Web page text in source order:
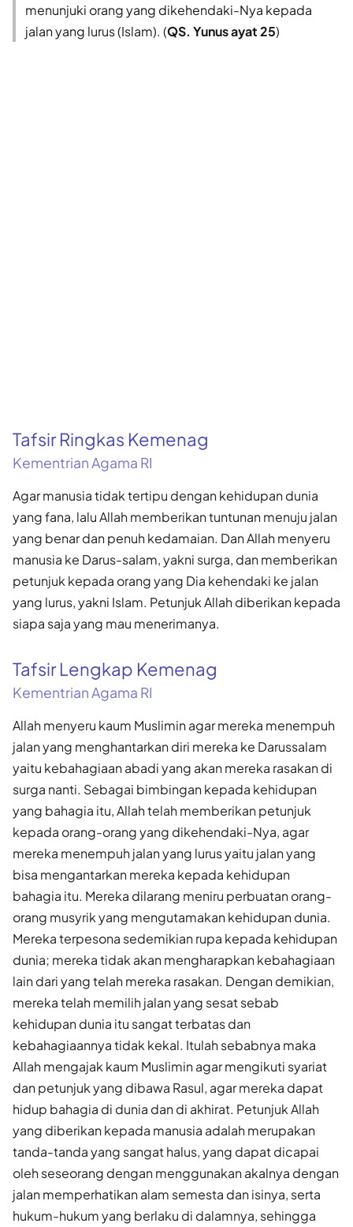
menunjuki orang yang dikehendaki-Nya kepada
jalan yang lurus (Islam). (QS. Yunus ayat 25)
Tafsir Ringkas Kemenag
Kementrian Agama RI
Agar manusia tidak tertipu dengan kehidupan dunia
yang fana, lalu Allah memberikan tuntunan menuju jalan
yang benar dan penuh kedamaian. Dan Allah menyeru
manusia ke Darus-salam, yakni surga, dan memberikan
petunjuk kepada orang yang Dia kehendaki ke jalan
yang lurus, yakni Islam. Petunjuk Allah diberikan kepada
siapa saja yang mau menerimanya.
Tafsir Lengkap Kemenag
Kementrian Agama RI
Allah menyeru kaum Muslimin agar mereka menempuh
jalan yang menghantarkan diri mereka ke Darussalam
yaitu kebahagiaan abadi yang akan mereka rasakan di
surga nanti. Sebagai bimbingan kepada kehidupan
yang bahagia itu, Allah telah memberikan petunjuk
kepada orang-orang yang dikehendaki-Nya, agar
mereka menempuh jalan yang lurus yaitu jalan yang
bisa mengantarkan mereka kepada kehidupan
bahagia itu. Mereka dilarang meniru perbuatan orang-
orang musyrik yang mengutamakan kehidupan dunia.
Mereka terpesona sedemikian rupa kepada kehidupan
dunia; mereka tidak akan mengharapkan kebahagiaan
lain dari yang telah mereka rasakan. Dengan demikian,
mereka telah memilih jalan yang sesat sebab
kehidupan dunia itu sangat terbatas dan
kebahagiaannya tidak kekal. Itulah sebabnya maka
Allah mengajak kaum Muslimin agar mengikuti syariat
dan petunjuk yang dibawa Rasul, agar mereka dapat
hidup bahagia di dunia dan di akhirat. Petunjuk Allah
yang diberikan kepada manusia adalah merupakan
tanda-tanda yang sangat halus, yang dapat dicapai
oleh seseorang dengan menggunakan akalnya dengan
jalan memperhatikan alam semesta dan isinya, serta
hukum-hukum yang berlaku di dalamnya, sehingga